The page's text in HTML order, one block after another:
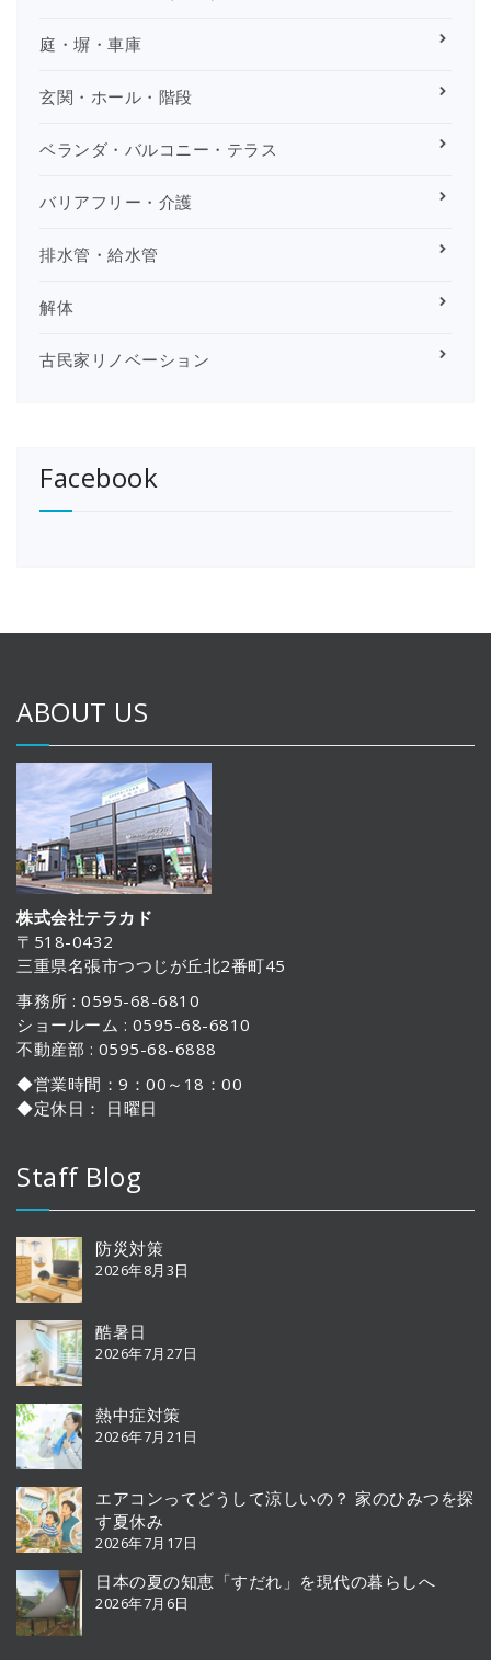
庭・塀・車庫
玄関・ホール・階段
ベランダ・バルコニー・テラス
バリアフリー・介護
排水管・給水管
解体
古民家リノベーション
Facebook
ABOUT US
株式会社テラカド
〒518-0432
三重県名張市つつじが丘北2番町45
事務所 : 0595-68-6810
ショールーム : 0595-68-6810
不動産部 : 0595-68-6888
◆営業時間：9：00～18：00
◆定休日： 日曜日
Staff Blog
防災対策
2026年8月3日
酷暑日
2026年7月27日
熱中症対策
2026年7月21日
エアコンってどうして涼しいの？ 家のひみつを探
す夏休み
2026年7月17日
日本の夏の知恵「すだれ」を現代の暮らしへ
2026年7月6日